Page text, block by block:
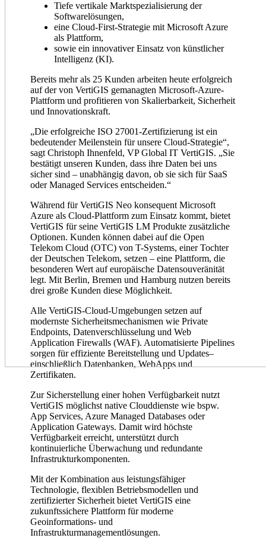
Tiefe vertikale Marktspezialisierung der
Softwarelösungen,
eine Cloud-First-Strategie mit Microsoft Azure
als Plattform,
sowie ein innovativer Einsatz von künstlicher
Intelligenz (KI).
Bereits mehr als 25 Kunden arbeiten heute erfolgreich
auf der von VertiGIS gemanagten Microsoft-Azure-
Plattform und profitieren von Skalierbarkeit, Sicherheit
und Innovationskraft.
„Die erfolgreiche ISO 27001-Zertifizierung ist ein
bedeutender Meilenstein für unsere Cloud-Strategie“,
sagt Christoph Ihnenfeld, VP Global IT VertiGIS. „Sie
bestätigt unseren Kunden, dass ihre Daten bei uns
sicher sind – unabhängig davon, ob sie sich für SaaS
oder Managed Services entscheiden.“
Während für VertiGIS Neo konsequent Microsoft
Azure als Cloud-Plattform zum Einsatz kommt, bietet
VertiGIS für seine VertiGIS LM Produkte zusätzliche
Optionen. Kunden können dabei auf die Open
Telekom Cloud (OTC) von T-Systems, einer Tochter
der Deutschen Telekom, setzen – eine Plattform, die
besonderen Wert auf europäische Datensouveränität
legt. Mit Berlin, Bremen und Hamburg nutzen bereits
drei große Kunden diese Möglichkeit.
Alle VertiGIS-Cloud-Umgebungen setzen auf
modernste Sicherheitsmechanismen wie Private
Endpoints, Datenverschlüsselung und Web
Application Firewalls (WAF). Automatisierte Pipelines
sorgen für effiziente Bereitstellung und Updates–
einschließlich Datenbanken, WebApps und
Zertifikaten.
Zur Sicherstellung einer hohen Verfügbarkeit nutzt
VertiGIS möglichst native Clouddienste wie bspw.
App Services, Azure Managed Databases oder
Application Gateways. Damit wird höchste
Verfügbarkeit erreicht, unterstützt durch
kontinuierliche Überwachung und redundante
Infrastrukturkomponenten.
Mit der Kombination aus leistungsfähiger
Technologie, flexiblen Betriebsmodellen und
zertifizierter Sicherheit bietet VertiGIS eine
zukunftssichere Plattform für moderne
Geoinformations- und
Infrastrukturmanagementlösungen.